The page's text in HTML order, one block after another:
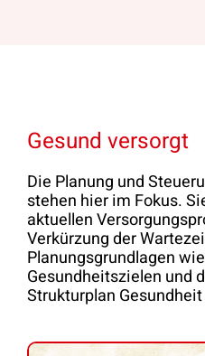
Gesund versorgt
Die Planung und
stehen hier im Fokus.
aktuellen
Verkürzung der
Planungsgrundlagen
Gesundheitszielen und
Strukturplan Gesundheit